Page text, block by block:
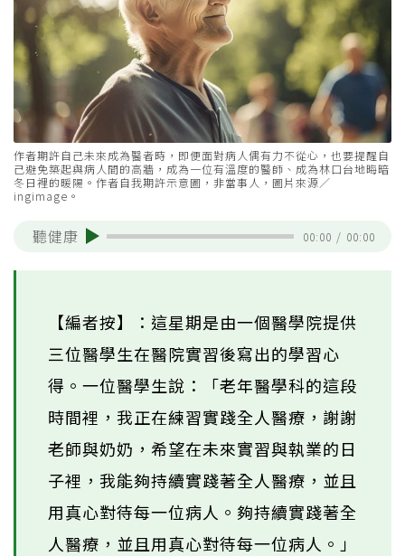
作者期許自己未來成為醫者時，即便面對病人偶有力不從心，也要提醒自
己避免築起與病人間的高牆，成為一位有溫度的醫師、成為林口台地晦暗
冬日裡的暖陽。作者自我期許示意圖，非當事人，圖片來源／
ingimage。
聽健康 00:00 / 00:00
【編者按】：這星期是由一個醫學院提供
三位醫學生在醫院實習後寫出的學習心
得。一位醫學生說：「老年醫學科的這段
時間裡，我正在練習實踐全人醫療，謝謝
老師與奶奶，希望在未來實習與執業的日
子裡，我能夠持續實踐著全人醫療，並且
用真心對待每一位病人。夠持續實踐著全
人醫療，並且用真心對待每一位病人。」